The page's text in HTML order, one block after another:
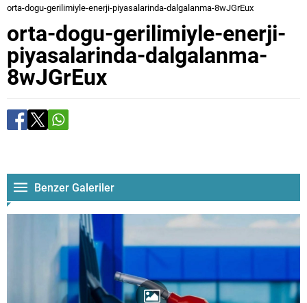
orta-dogu-gerilimiyle-enerji-piyasalarinda-dalgalanma-8wJGrEux
orta-dogu-gerilimiyle-enerji-
piyasalarinda-dalgalanma-
8wJGrEux
Benzer Galeriler